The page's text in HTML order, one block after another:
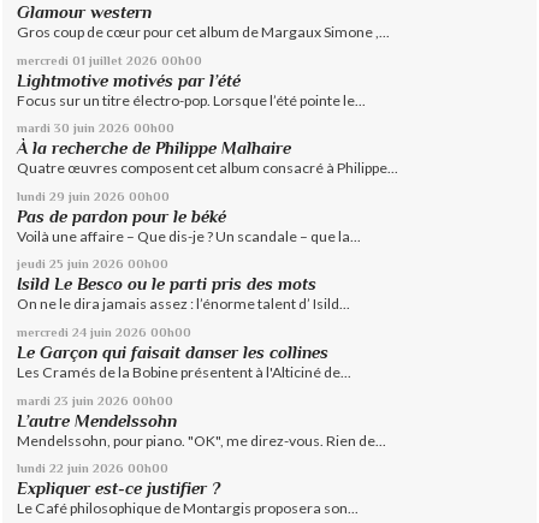
Glamour western
Gros coup de cœur pour cet album de Margaux Simone ,...
mercredi 01 juillet 2026 00h00
Lightmotive motivés par l’été
Focus sur un titre électro-pop. Lorsque l’été pointe le...
mardi 30 juin 2026 00h00
À la recherche de Philippe Malhaire
Quatre œuvres composent cet album consacré à Philippe...
lundi 29 juin 2026 00h00
Pas de pardon pour le béké
Voilà une affaire – Que dis-je ? Un scandale – que la...
jeudi 25 juin 2026 00h00
Isild Le Besco ou le parti pris des mots
On ne le dira jamais assez : l’énorme talent d’ Isild...
mercredi 24 juin 2026 00h00
Le Garçon qui faisait danser les collines
Les Cramés de la Bobine présentent à l'Alticiné de...
mardi 23 juin 2026 00h00
L’autre Mendelssohn
Mendelssohn, pour piano. "OK", me direz-vous. Rien de...
lundi 22 juin 2026 00h00
Expliquer est-ce justifier ?
Le Café philosophique de Montargis proposera son...